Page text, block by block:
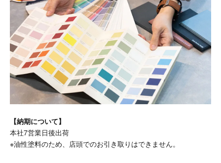
【納期について】
本社7営業日後出荷
※油性塗料のため、店頭でのお引き取りはできません。